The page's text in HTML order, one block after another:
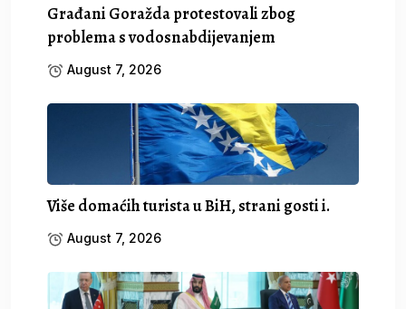
Građani Goražda protestovali zbog
problema s vodosnabdijevanjem
August 7, 2026
Više domaćih turista u BiH, strani gosti i.
August 7, 2026